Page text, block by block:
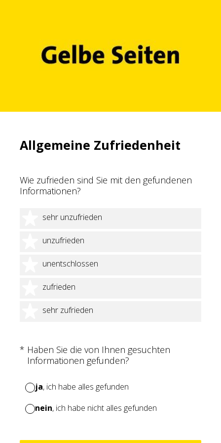
Allgemeine Zufriedenheit
Wie zufrieden sind Sie mit den gefundenen
Informationen?
sehr unzufrieden
1 Stern
unzufrieden
2 Sterne
unentschlossen
3 Sterne
zufrieden
4 Sterne
sehr zufrieden
5 Sterne
* Haben Sie die von Ihnen gesuchten
Informationen gefunden?
(Erforderlich.)
ja, ich habe alles gefunden
nein, ich habe nicht alles gefunden